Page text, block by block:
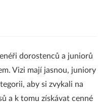
dorostenců a juniorů
Vizi mají jasnou, juniory
aby si zvykali na
a k tomu získávat cenné